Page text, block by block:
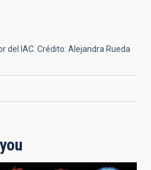
del IAC. Crédito: Alejandra Rueda